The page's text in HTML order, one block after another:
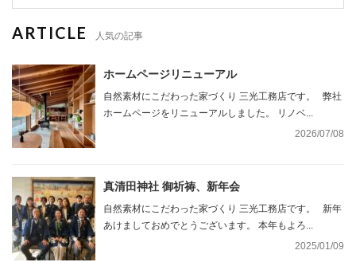
ARTICLE 人気の記事
ホームページリニューアル
自然素材にこだわった家づくり 三光工務店です。 弊社
ホームページをリニューアルしました。 リノベ...
2026/07/08
真清田神社 御祈祷、新年会
自然素材にこだわった家づくり 三光工務店です。 新年
あけましておめでとうございます。 本年もよろ...
2025/01/09